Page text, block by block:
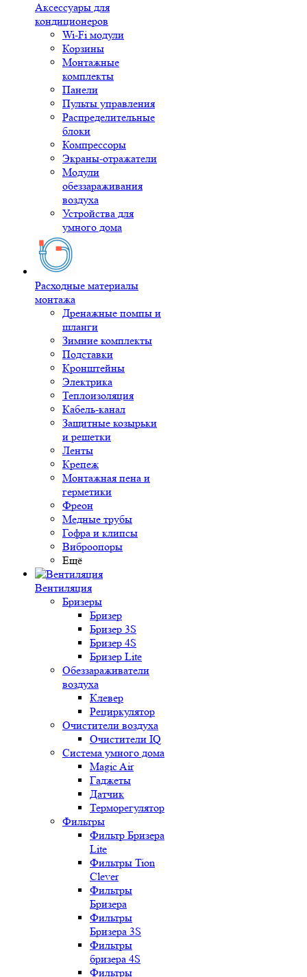
Аксессуары для
кондиционеров
Wi-Fi модули
Корзины
Монтажные
комплекты
Панели
Пульты управления
Распределительные
блоки
Компрессоры
Экраны-отражатели
Модули
обеззараживания
воздуха
Устройства для
умного дома
Расходные материалы
монтажа
Дренажные помпы и
шланги
Зимние комплекты
Подставки
Кронштейны
Электрика
Теплоизоляция
Кабель-канал
Защитные козырьки
и решетки
Ленты
Крепеж
Монтажная пена и
герметики
Фреон
Медные трубы
Гофра и клипсы
Виброопоры
Ещё
Вентиляция
Бризеры
Бризер
Бризер 3S
Бризер 4S
Бризер Lite
Обеззараживатели
воздуха
Клевер
Рециркулятор
Очистители воздуха
Очистители IQ
Система умного дома
Magic Air
Гаджеты
Датчик
Терморегулятор
Фильтры
Фильтр Бризера
Lite
Фильтры Tion
Clever
Фильтры
Бризера
Фильтры
Бризера 3S
Фильтры
бризера 4S
Фильтры